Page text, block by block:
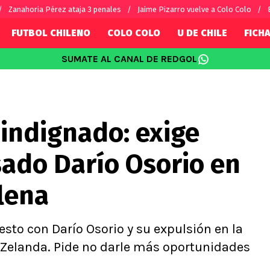
Zanahoria Pérez ataja 3 penales Jaime Pizarro vuelve a Colo Colo
por el mundo
Fútbol Argentino
Fútbol Brasileño
Premier
Serie A
FUTBOL CHILENO COLO COLO U DE CHILE
SUMATE AL CANAL DE REDGOL
exige
Darío Osorio en
con Darío Osorio y su expulsión en la
Pide no darle más oportunidades